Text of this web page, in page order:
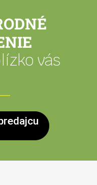
vás